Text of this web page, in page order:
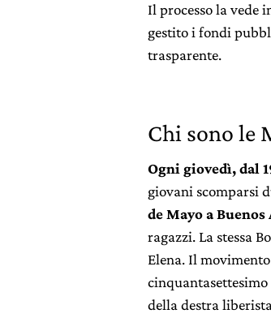
Il processo la vede
gestito i fondi
trasparente.
Chi sono le
Ogni giovedì, dal
giovani scomparsi
de Mayo a Buenos
ragazzi. La stessa
Elena. Il
della destra